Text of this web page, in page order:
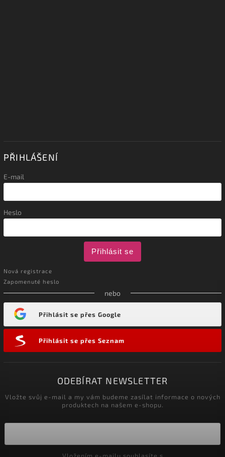
PŘIHLÁŠENÍ
E-mail
Heslo
Přihlásit se
Nová registrace
Zapomenuté heslo
nebo
Přihlásit se přes Google
Přihlásit se přes Seznam
ODEBÍRAT NEWSLETTER
Vložte svůj e-mail a my vám budeme zasílat informace o nových
produktech na našem e-shopu.